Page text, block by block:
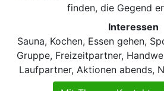
finden, die Gegend
Interessen
Sauna, Kochen, Essen gehen,
Gruppe, Freizeitpartner,
Laufpartner, Aktionen abends,